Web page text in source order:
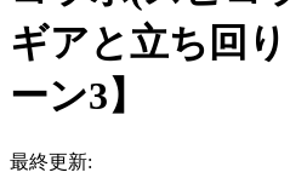
ギアと立ち回
ーン3】
最終更新: